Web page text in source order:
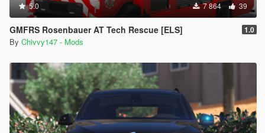
5.0 7 864 39
GMFRS Rosenbauer AT Tech Rescue [ELS] 1.0
By Chivvy147 - Mods